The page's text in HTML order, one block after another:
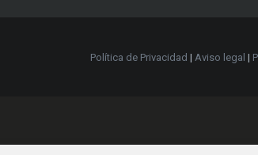
Política de Privacidad | Aviso legal |